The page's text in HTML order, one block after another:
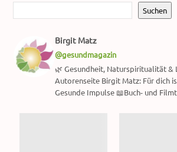
Suchen
Birgit Matz
@gesundmagazin
🌿 Gesundheit, Naturspiritualität &
Autorenseite Birgit Matz: Für dich
Gesunde Impulse 📖Buch- und